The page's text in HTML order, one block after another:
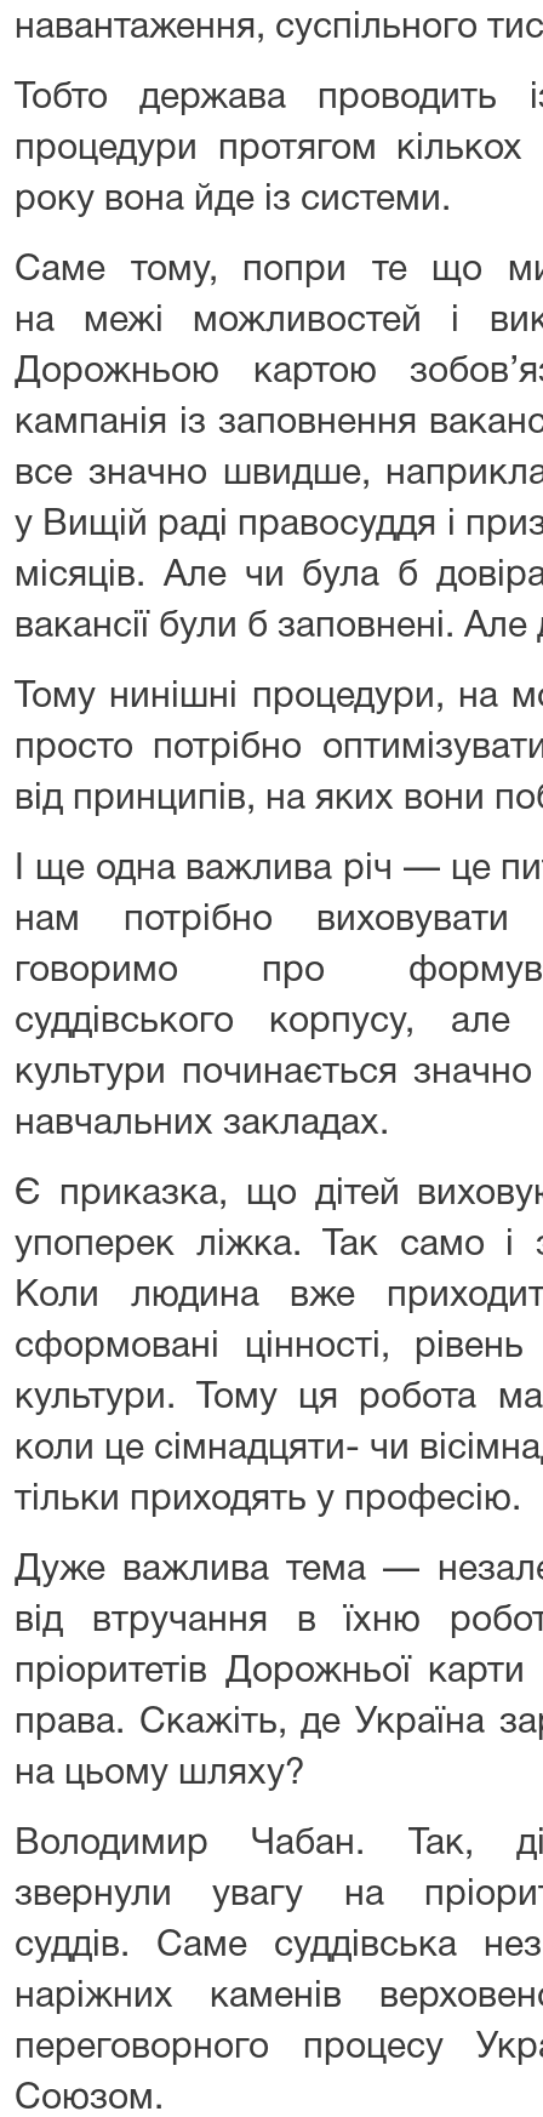
навантаження, суспільного
Тобто держава проводить
процедури протягом кількох
року вона йде із системи.
Саме тому, попри те що
на межі можливостей і
Дорожньою картою
кампанія із заповнення
все значно швидше,
у Вищій раді правосуддя і
місяців. Але чи була б
вакансії були б заповнені.
Тому нинішні процедури, на
просто потрібно
від принципів, на яких вони
І ще одна важлива річ — це
нам потрібно
говоримо про
суддівського корпусу,
культури починається
навчальних закладах.
Є приказка, що дітей
упоперек ліжка. Так само і
Коли людина вже
сформовані цінності,
культури. Тому ця робота
коли це сімнадцяти- чи
тільки приходять у професію.
Дуже важлива тема —
від втручання в їхню
пріоритетів Дорожньої
права. Скажіть, де Україна
на цьому шляху?
Володимир Чабан. Так,
звернули увагу на
суддів. Саме суддівська
наріжних каменів
переговорного процесу
Союзом.